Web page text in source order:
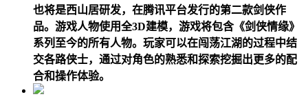
也将是西山居研发，在腾讯平台发行的第二款剑侠作
品。游戏人物使用全3D建模，游戏将包含《剑侠情缘》
系列至今的所有人物。玩家可以在闯荡江湖的过程中结
交各路侠士，通过对角色的熟悉和探索挖掘出更多的配
合和操作体验。